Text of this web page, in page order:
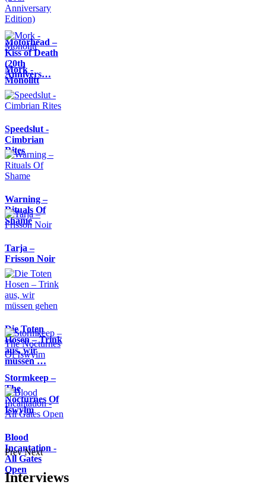
Motörhead –
Kiss of Death
(20th
Annivers…
Mork -
Monolitt
Speedslut -
Cimbrian
Rites
Warning –
Rituals Of
Shame
Tarja –
Frisson Noir
Die Toten
Hosen – Trink
aus, wir
müssen …
Stormkeep –
The
Nocturnes Of
Iswylm
Blood
Incantation -
All Gates
Open
Prev Next
Interviews